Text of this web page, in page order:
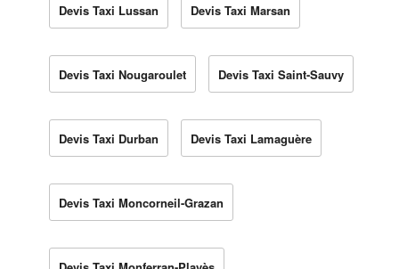
Devis Taxi Lussan Devis Taxi Marsan
Devis Taxi Nougaroulet Devis Taxi Saint-Sauvy
Devis Taxi Durban Devis Taxi Lamaguère
Devis Taxi Moncorneil-Grazan